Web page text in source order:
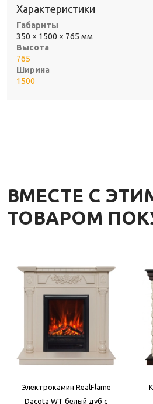
Характеристики
Габариты
350 × 1500 × 765 мм
Высота
765
Ширина
1500
ВМЕСТЕ С
ТОВАРОМ
Электрокамин RealFlame
Dacota WT белый дуб с